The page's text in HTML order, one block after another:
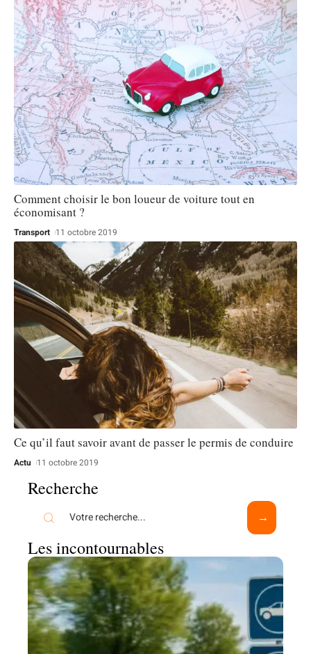
Comment choisir le bon loueur de voiture tout en
économisant ?
Transport 11 octobre 2019
Ce qu’il faut savoir avant de passer le permis de conduire
Actu 11 octobre 2019
Recherche
Les incontournables